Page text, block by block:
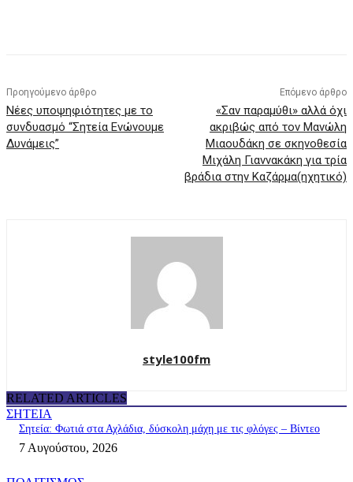
Προηγούμενο άρθρο
Νέες υποψηφιότητες με το
συνδυασμό “Σητεία Ενώνουμε
Δυνάμεις”
Επόμενο άρθρο
«Σαν παραμύθι» αλλά όχι
ακριβώς από τον Μανώλη
Μιαουδάκη σε σκηνοθεσία
Μιχάλη Γιαννακάκη για τρία
βράδια στην Καζάρμα(ηχητικό)
style100fm
RELATED ARTICLES
ΣΗΤΕΙΑ
Σητεία: Φωτιά στα Αχλάδια, δύσκολη μάχη με τις φλόγες – Βίντεο
7 Αυγούστου, 2026